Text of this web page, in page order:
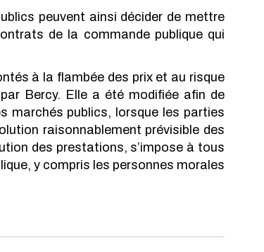
peuvent ainsi décider de mettre
de la commande publique qui
à la flambée des prix et au risque
Bercy. Elle a été modifiée afin de
marchés publics, lorsque les parties
raisonnablement prévisible des
des prestations, s’impose à tous
y compris les personnes morales